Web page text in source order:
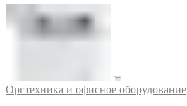
Оргтехника и офисное оборудование